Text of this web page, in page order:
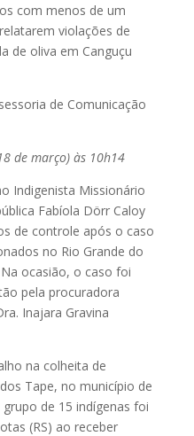
com menos de um
violações de
de oliva em Canguçu
de Comunicação
de março) às 10h14
Indigenista Missionário
Fabíola Dörr Caloy
de controle após o caso
no Rio Grande do
ocasião, o caso foi
pela procuradora
Inajara Gravina
na colheita de
Tape, no município de
de 15 indígenas foi
(RS) ao receber